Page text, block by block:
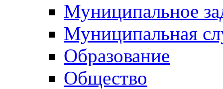
Муниципальное
Муниципальная
Образование
Общество